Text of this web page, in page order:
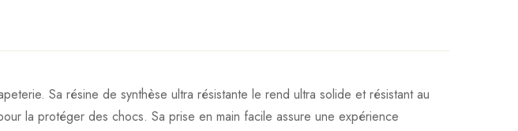
Sa résine de synthèse ultra résistante le rend ultra solide et résistant au
la protéger des chocs. Sa prise en main facile assure une expérience